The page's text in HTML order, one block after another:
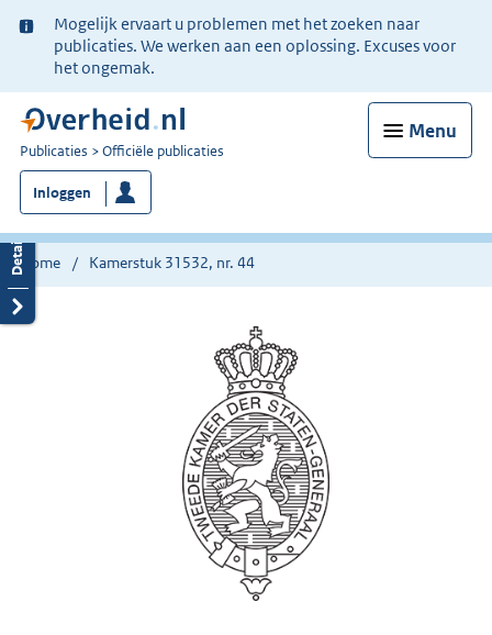
Ter
informatie:
Mogelijk ervaart u problemen met het zoeken naar
publicaties. We werken aan een oplossing. Excuses voor
het ongemak.
Menu
U
bent
nu
hier:
Publicaties Officiële publicaties
Inloggen
Home Kamerstuk 31532, nr. 44